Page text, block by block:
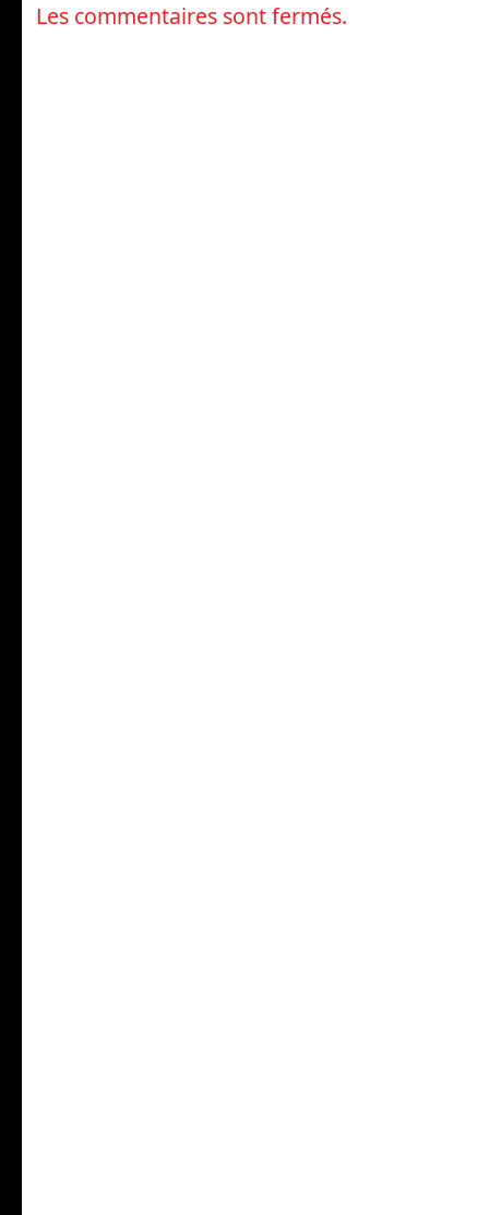
Les commentaires sont fermés.